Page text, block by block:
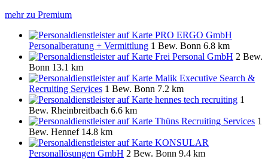
mehr zu Premium
PRO ERGO GmbH
Personalberatung + Vermittlung 1 Bew. Bonn 6.8 km
Frei Personal GmbH 2 Bew.
Bonn 13.1 km
Malik Executive Search &
Recruiting Services 1 Bew. Bonn 7.2 km
hennes tech recruiting 1
Bew. Rheinbreitbach 6.6 km
Thüns Recruiting Services 1
Bew. Hennef 14.8 km
KONSULAR
Personallösungen GmbH 2 Bew. Bonn 9.4 km